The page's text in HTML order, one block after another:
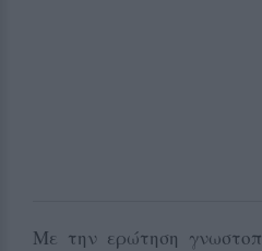
Με την ερώτηση